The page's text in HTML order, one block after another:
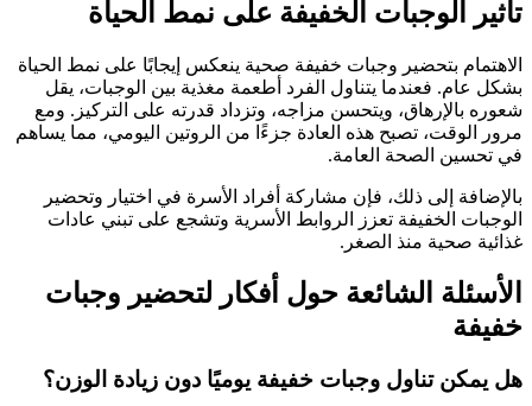
تأثير الوجبات الخفيفة على نمط الحياة
الاهتمام بتحضير وجبات خفيفة صحية ينعكس إيجابًا على نمط الحياة
بشكل عام. فعندما يتناول الفرد أطعمة مغذية بين الوجبات، يقل
شعوره بالإرهاق، ويتحسن مزاجه، وتزداد قدرته على التركيز. ومع
مرور الوقت، تصبح هذه العادة جزءًا من الروتين اليومي، مما يساهم
في تحسين الصحة العامة.
بالإضافة إلى ذلك، فإن مشاركة أفراد الأسرة في اختيار وتحضير
الوجبات الخفيفة تعزز الروابط الأسرية وتشجع على تبني عادات
غذائية صحية منذ الصغر.
الأسئلة الشائعة حول أفكار لتحضير وجبات
خفيفة
هل يمكن تناول وجبات خفيفة يوميًا دون زيادة الوزن؟